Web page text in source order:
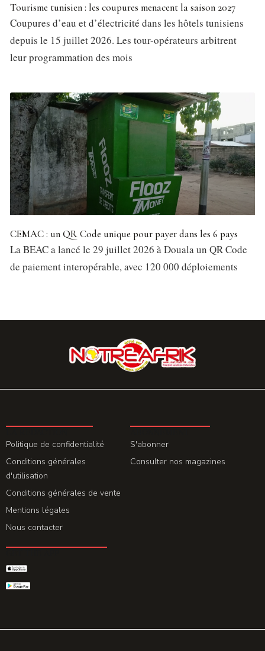
Tourisme tunisien : les coupures menacent la saison 2027
Coupures d’eau et d’électricité dans les hôtels tunisiens
depuis le 15 juillet 2026. Les tour-opérateurs arbitrent
leur programmation des mois
CEMAC : un QR Code unique pour payer dans les 6 pays
La BEAC a lancé le 29 juillet 2026 à Douala un QR Code
de paiement interopérable, avec 120 000 déploiements
Politique de confidentialité
Conditions générales
d'utilisation
Conditions générales de vente
Mentions légales
Nous contacter
S'abonner
Consulter nos magazines